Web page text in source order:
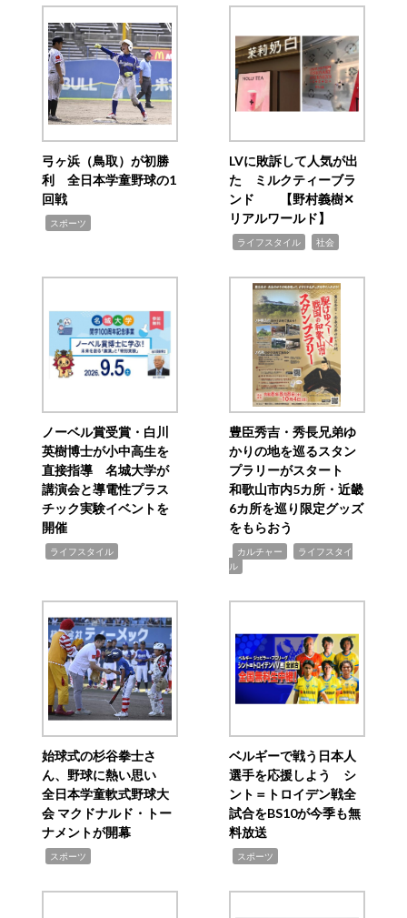
弓ヶ浜（鳥取）が初勝
利 全日本学童野球の1
回戦
スポーツ
LVに敗訴して人気が出
た ミルクティーブラ
ンド 【野村義樹✕
リアルワールド】
ライフスタイル 社会
ノーベル賞受賞・白川
英樹博士が小中高生を
直接指導 名城大学が
講演会と導電性プラス
チック実験イベントを
開催
ライフスタイル
豊臣秀吉・秀長兄弟ゆ
かりの地を巡るスタン
プラリーがスタート
和歌山市内5カ所・近畿
6カ所を巡り限定グッズ
をもらおう
カルチャー
ライフスタイ
ル
始球式の杉谷拳士さ
ん、野球に熱い思い
全日本学童軟式野球大
会 マクドナルド・トー
ナメントが開幕
スポーツ
ベルギーで戦う日本人
選手を応援しよう シ
ント＝トロイデン戦全
試合をBS10が今季も無
料放送
スポーツ